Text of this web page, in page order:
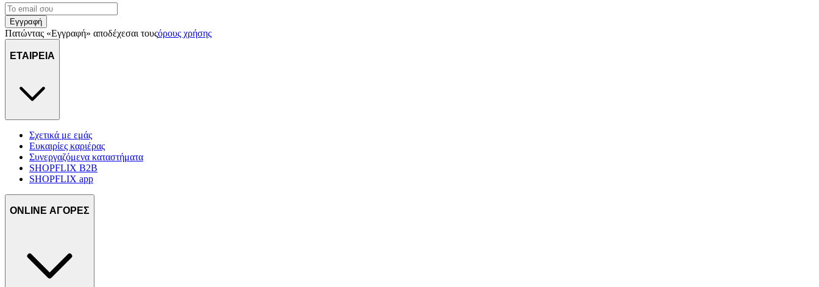
Εγγραφή
Πατώντας «Εγγραφή» αποδέχεσαι τουςόρους χρήσης
ΕΤΑΙΡΕΙΑ
Σχετικά με εμάς
Ευκαιρίες καριέρας
Συνεργαζόμενα καταστήματα
SHOPFLIX B2B
SHOPFLIX app
ONLINE ΑΓΟΡΕΣ